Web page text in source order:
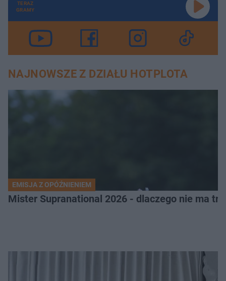
TERAZ
GRAMY
NAJNOWSZE Z DZIAŁU HOTPLOTA
EMISJA Z OPÓŹNIENIEM
Mister Supranational 2026 - dlaczego nie ma